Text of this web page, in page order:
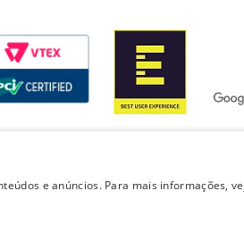
e anúncios. Para mais informações,